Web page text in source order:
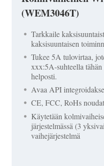
(WEM3046T)
Tarkkaile
kaksisuuntaisen
Tukee 5A tulovirtaa,
xxx:5A-suhteella
helposti.
Avaa API
CE, FCC, RoHs
Käytetään
järjestelmässä (3
vaihejärjestelmä